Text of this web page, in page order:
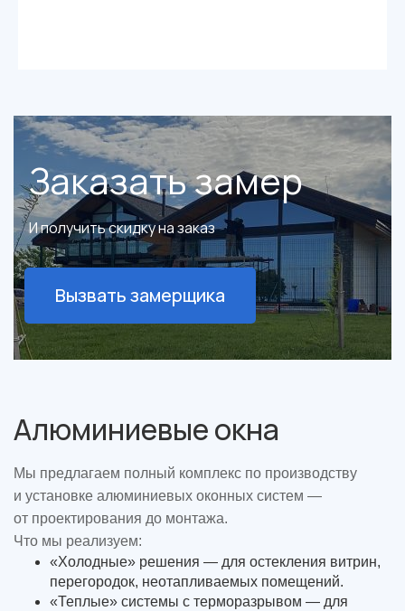
Заказать замер
И получить скидку на заказ
Вызвать замерщика
Алюминиевые окна
Мы предлагаем полный комплекс по производству
и установке алюминиевых оконных систем —
от проектирования до монтажа.
Что мы реализуем:
«Холодные» решения — для остекления витрин,
перегородок, неотапливаемых помещений.
«Теплые» системы с терморазрывом — для